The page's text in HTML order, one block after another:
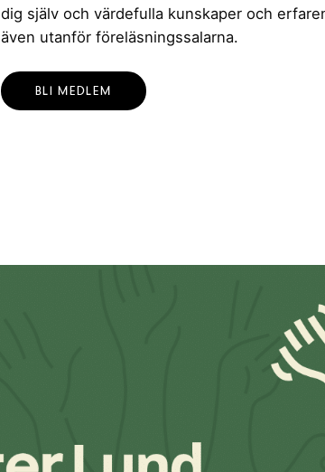
dig själv och värdefulla kunskaper och
även utanför föreläsningssalarna.
BLI MEDLEM